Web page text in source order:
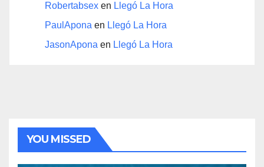
Robertabsex en Llegó La Hora
PaulApona en Llegó La Hora
JasonApona en Llegó La Hora
YOU MISSED